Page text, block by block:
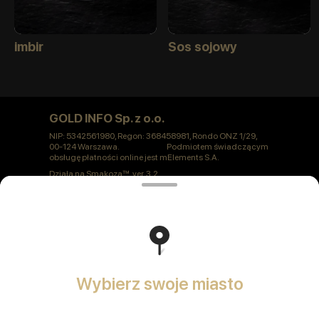
imbir Sos sojowy
GOLD INFO Sp. z o.o.
NIP: 5342561980, Regon: 368458981, Rondo ONZ 1/29,
00-124 Warszawa. Podmiotem świadczącym
obsługę płatności online jest mElements S.A.
Działa naSmakozaver. 3.2
Polityka prywatności
Wybierz swoje miasto